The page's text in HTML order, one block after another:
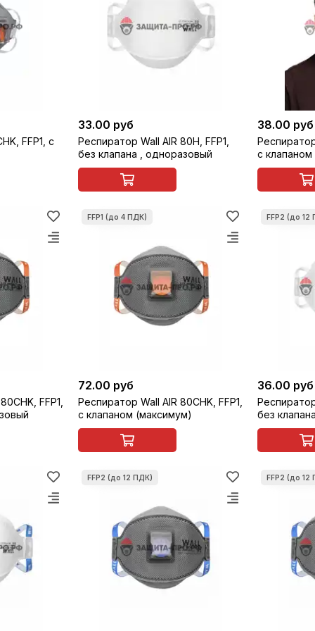
FFP1, с
33.00 руб
Респиратор Wall AIR 80H, FFP1,
без клапана , одноразовый
38.00 руб
с клапаном
FFP1,
72.00 руб
Респиратор Wall AIR 80CHK, FFP1,
с клапаном (максимум)
36.00 руб
без